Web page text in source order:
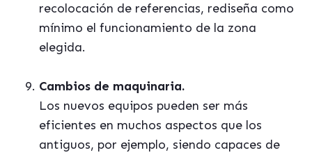
recolocación de referencias, rediseña como
mínimo el funcionamiento de la zona
elegida.
Cambios de maquinaria.
Los nuevos equipos pueden ser más
eficientes en muchos aspectos que los
antiguos, por ejemplo, siendo capaces de